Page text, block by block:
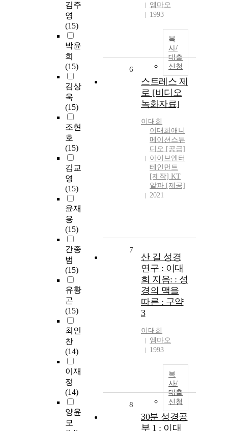
김주
영
(15)
박윤
희
(15)
김상
욱
(15)
조현
호
(15)
김교
영
(15)
윤재
용
(15)
간종
범
(15)
유황
곤
(15)
최인
찬
(14)
이재
정
(14)
양윤
모
엠마오
1993
복
사/
대출
신청
6
스트레스 제
로 [비디오
녹화자료]
이대희
이대희애니
메이션스튜
디오 [공급]
아이브엔터
테인먼트
[제작] KT
알파 [제공]
2021
7
산 길 성경
연구 : 이대
희 지음: : 성
경의 맥을
따른 : 구약
3
이대희
엠마오
1993
복
사/
대출
신청
8
30분 성경공
부 1 : 이대